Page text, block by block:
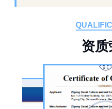
板仓工业园，拥有标准
品的恐龙制作公司。公
从前期方案设计、场景
择、工序制作，再到后
调试，形成全流程服务
资质